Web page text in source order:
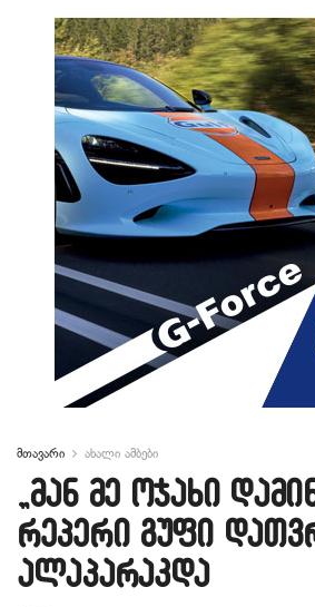
მთავარი ახალი ამბები
„მან მე ოჯახი
რეპერი გუფი
ალაპარაკდა